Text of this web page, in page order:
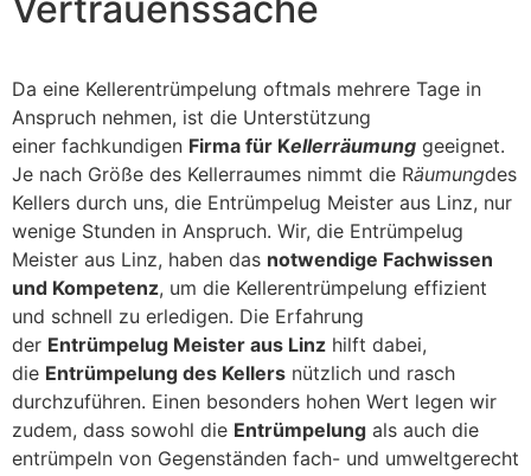
Da eine Kellerentrümpelung oftmals mehrere Tage in
Anspruch nehmen, ist die Unterstützung
einer fachkundigen Firma für Kellerräumung geeignet.
Je nach Größe des Kellerraumes nimmt die Räumungdes
Kellers durch uns, die Entrümpelug Meister aus Linz, nur
wenige Stunden in Anspruch. Wir, die Entrümpelug
Meister aus Linz, haben das notwendige Fachwissen
und Kompetenz, um die Kellerentrümpelung effizient
und schnell zu erledigen. Die Erfahrung
der Entrümpelug Meister aus Linz hilft dabei,
die Entrümpelung des Kellers nützlich und rasch
durchzuführen. Einen besonders hohen Wert legen wir
zudem, dass sowohl die Entrümpelung als auch die
entrümpeln von Gegenständen fach- und umweltgerecht